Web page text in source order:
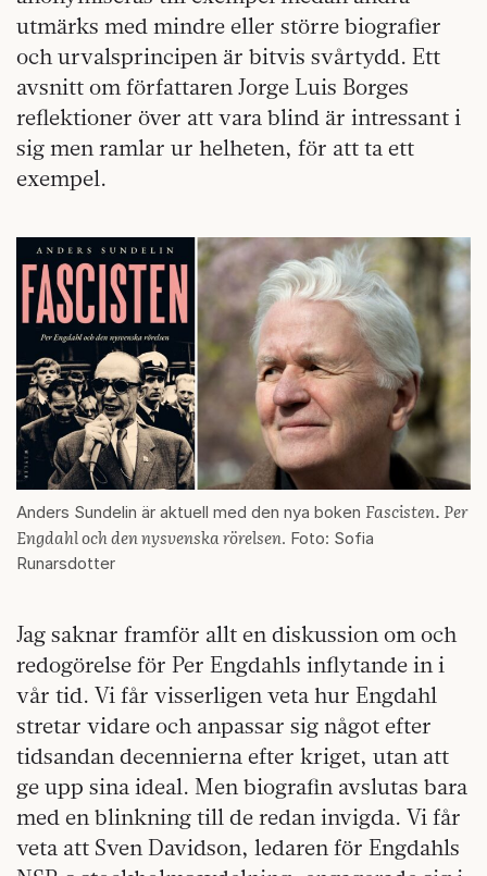
utmärks med mindre eller större biografier
och urvalsprincipen är bitvis svårtydd. Ett
avsnitt om författaren Jorge Luis Borges
reflektioner över att vara blind är intressant i
sig men ramlar ur helheten, för att ta ett
exempel.
Anders Sundelin är aktuell med den nya boken Fascisten. Per
Engdahl och den nysvenska rörelsen. Foto: Sofia
Runarsdotter
Jag saknar framför allt en diskussion om och
redogörelse för Per Engdahls inflytande in i
vår tid. Vi får visserligen veta hur Engdahl
stretar vidare och anpassar sig något efter
tidsandan decennierna efter kriget, utan att
ge upp sina ideal. Men biografin avslutas bara
med en blinkning till de redan invigda. Vi får
veta att Sven Davidson, ledaren för Engdahls